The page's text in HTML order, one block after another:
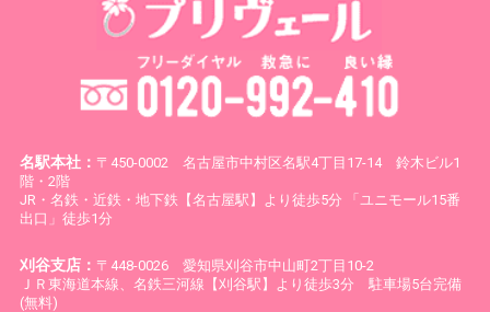
名駅本社： 〒450-0002 名古屋市中村区名駅4丁目17-14 鈴木ビル1
階・2階
JR・名鉄・近鉄・地下鉄【名古屋駅】より徒歩5分 「ユニモール15番
出口」徒歩1分
刈谷支店： 〒448-0026 愛知県刈谷市中山町2丁目10-2
ＪＲ東海道本線、名鉄三河線【刈谷駅】より徒歩3分 駐車場5台完備
(無料)